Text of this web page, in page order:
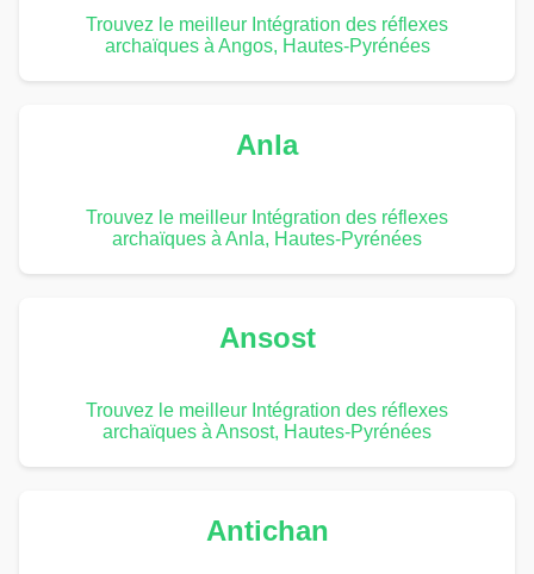
Trouvez le meilleur Intégration des réflexes
archaïques à Angos, Hautes-Pyrénées
Anla
Trouvez le meilleur Intégration des réflexes
archaïques à Anla, Hautes-Pyrénées
Ansost
Trouvez le meilleur Intégration des réflexes
archaïques à Ansost, Hautes-Pyrénées
Antichan